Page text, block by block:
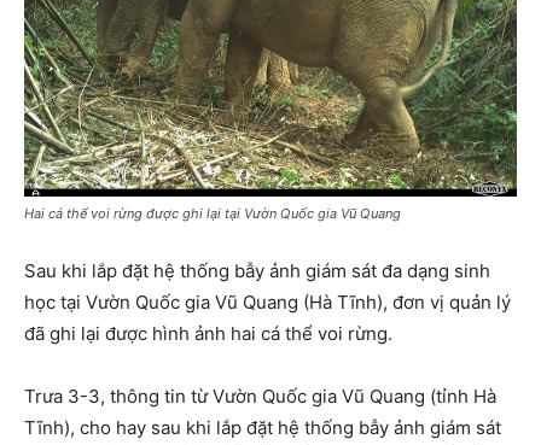
Hai cá thể voi rừng được ghi lại tại Vườn Quốc gia Vũ Quang
Sau khi lắp đặt hệ thống bẫy ảnh giám sát đa dạng sinh
học tại Vườn Quốc gia Vũ Quang (Hà Tĩnh), đơn vị quản lý
đã ghi lại được hình ảnh hai cá thể voi rừng.
Trưa 3-3, thông tin từ Vườn Quốc gia Vũ Quang (tỉnh Hà
Tĩnh), cho hay sau khi lắp đặt hệ thống bẫy ảnh giám sát